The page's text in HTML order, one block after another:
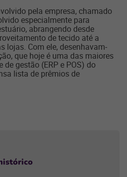
pela empresa, chamado
especialmente para
abrangendo desde
de tecido até a
lojas. Com ele, desenhavam-
que hoje é uma das maiores
gestão (ERP e POS) do
lista de prêmios de